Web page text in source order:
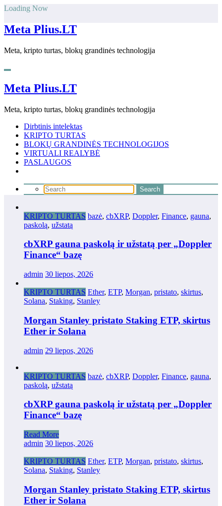
Skip
content
Loading Now
Meta Plius.LT
Meta, kripto turtas, blokų grandinės technologija
Meta Plius.LT
Meta, kripto turtas, blokų grandinės technologija
Dirbtinis intelektas
KRIPTO TURTAS
BLOKŲ GRANDINĖS TECHNOLOGIJOS
VIRTUALI REALYBĖ
PASLAUGOS
KRIPTO TURTAS bazė, cbXRP, Doppler, Finance, gauna,
paskolą, užstatą
cbXRP gauna paskolą ir užstatą per „Doppler
Finance“ bazę
admin 30 liepos, 2026
KRIPTO TURTAS Ether, ETP, Morgan, pristato, skirtus,
Solana, Staking, Stanley
Morgan Stanley pristato Staking ETP, skirtus
Ether ir Solana
admin 29 liepos, 2026
KRIPTO TURTAS bazė, cbXRP, Doppler, Finance, gauna,
paskolą, užstatą
cbXRP gauna paskolą ir užstatą per „Doppler
Finance“ bazę
Read More
admin 30 liepos, 2026
KRIPTO TURTAS Ether, ETP, Morgan, pristato, skirtus,
Solana, Staking, Stanley
Morgan Stanley pristato Staking ETP, skirtus
Ether ir Solana